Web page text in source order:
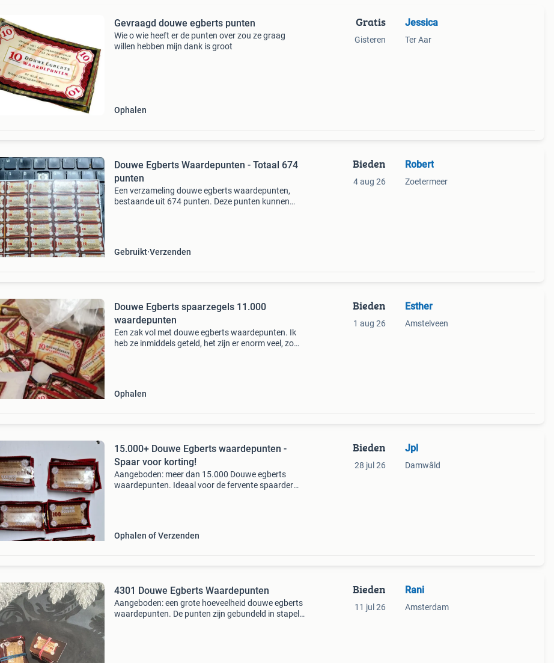
Gevraagd douwe egberts punten
Wie o wie heeft er de punten over zou ze graag
willen hebben mijn dank is groot
Ophalen
Gratis
Gisteren
Jessica
Ter Aar
Douwe Egberts Waardepunten - Totaal 674
punten
Een verzameling douwe egberts waardepunten,
bestaande uit 674 punten. Deze punten kunnen
Gebruikt Verzenden
Bieden
4 aug 26
Robert
Zoetermeer
Douwe Egberts spaarzegels 11.000
waardepunten
Een zak vol met douwe egberts waardepunten. Ik
heb ze inmiddels geteld, het zijn er enorm veel, zo
Ophalen
Bieden
1 aug 26
Esther
Amstelveen
15.000+ Douwe Egberts waardepunten -
Spaar voor korting!
Aangeboden: meer dan 15.000 Douwe egberts
waardepunten. Ideaal voor de fervente spaarder
Ophalen of Verzenden
Bieden
28 jul 26
Jpl
Damwâld
4301 Douwe Egberts Waardepunten
Aangeboden: een grote hoeveelheid douwe egberts
waardepunten. De punten zijn gebundeld in stapels
Bieden
11 jul 26
Rani
Amsterdam